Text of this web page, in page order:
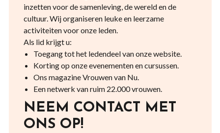
inzetten voor de samenleving, de wereld en de
cultuur. Wij organiseren leuke en leerzame
activiteiten voor onze leden.
Als lid krijgt u:
Toegang tot het ledendeel van onze website.
Korting op onze evenementen en cursussen.
Ons magazine Vrouwen van Nu.
Een netwerk van ruim 22.000 vrouwen.
NEEM CONTACT MET
ONS OP!